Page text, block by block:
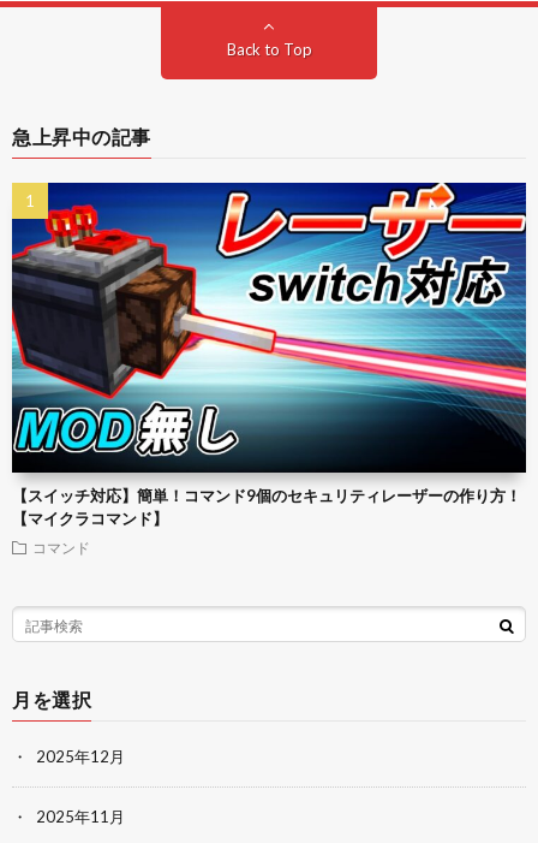
Back to Top
急上昇中の記事
【スイッチ対応】簡単！コマンド9個のセキュリティレーザーの作り方！
【マイクラコマンド】
コマンド
月を選択
2025年12月
2025年11月